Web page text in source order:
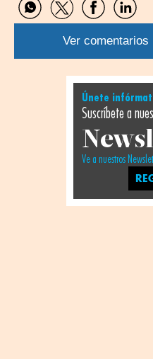
Compartir
por
WhatsApp
Compartir
por
Twitter
Compartir
por
Facebook
por
Ver comentarios
Únete
Suscríbete a
Ve a nuestros